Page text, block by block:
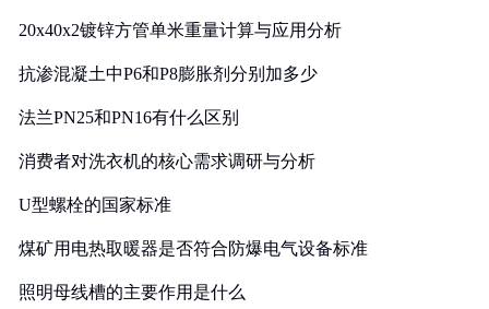
20x40x2镀锌方管单米重量计算与应用分析
抗渗混凝土中P6和P8膨胀剂分别加多少
法兰PN25和PN16有什么区别
消费者对洗衣机的核心需求调研与分析
U型螺栓的国家标准
煤矿用电热取暖器是否符合防爆电气设备标准
照明母线槽的主要作用是什么